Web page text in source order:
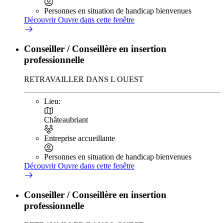
Personnes en situation de handicap bienvenues
DécouvrirOuvre dans cette fenêtre
Conseiller / Conseillère en insertion
professionnelle
RETRAVAILLER DANS L OUEST
Lieu:
Châteaubriant
Entreprise accueillante
Personnes en situation de handicap bienvenues
DécouvrirOuvre dans cette fenêtre
Conseiller / Conseillère en insertion
professionnelle